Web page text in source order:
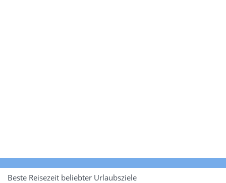
Beste Reisezeit beliebter Urlaubsziele